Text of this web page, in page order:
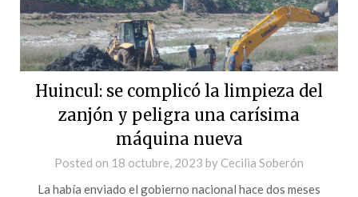
Huincul: se complicó la limpieza del
zanjón y peligra una carísima
máquina nueva
Posted on 18 octubre, 2023 by Cecilia Soberón
La había enviado el gobierno nacional hace dos meses